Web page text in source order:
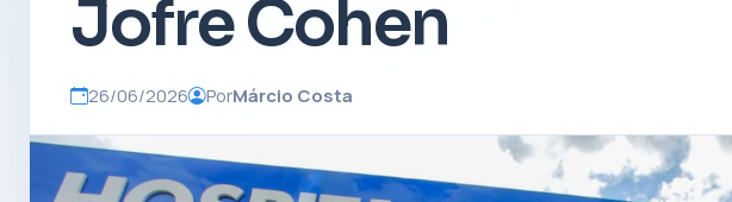
Jofre Cohen
26/06/2026 PorMárcio Costa